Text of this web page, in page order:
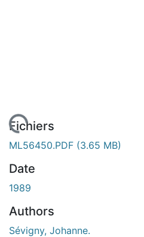
En cours de chargement...
Fichiers
ML56450.PDF (3.65 MB)
Date
1989
Authors
Sévigny, Johanne.